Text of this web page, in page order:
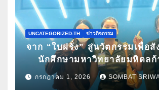
UNCATEGORIZED-TH ข่าวกิจกรรม
จาก “ใบฝรั่ง” สู่นวัตกรรมเพื่อสั
นักศึกษามหาวิทยาลัยมหิดลก้
Pitching ระดับนานาชาติ ในง
Spa & Well-being
กรกฎาคม 1, 2026 SOMBAT